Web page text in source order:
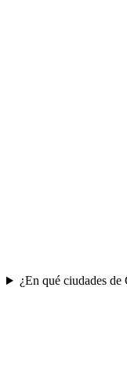
¿En qué ciudades